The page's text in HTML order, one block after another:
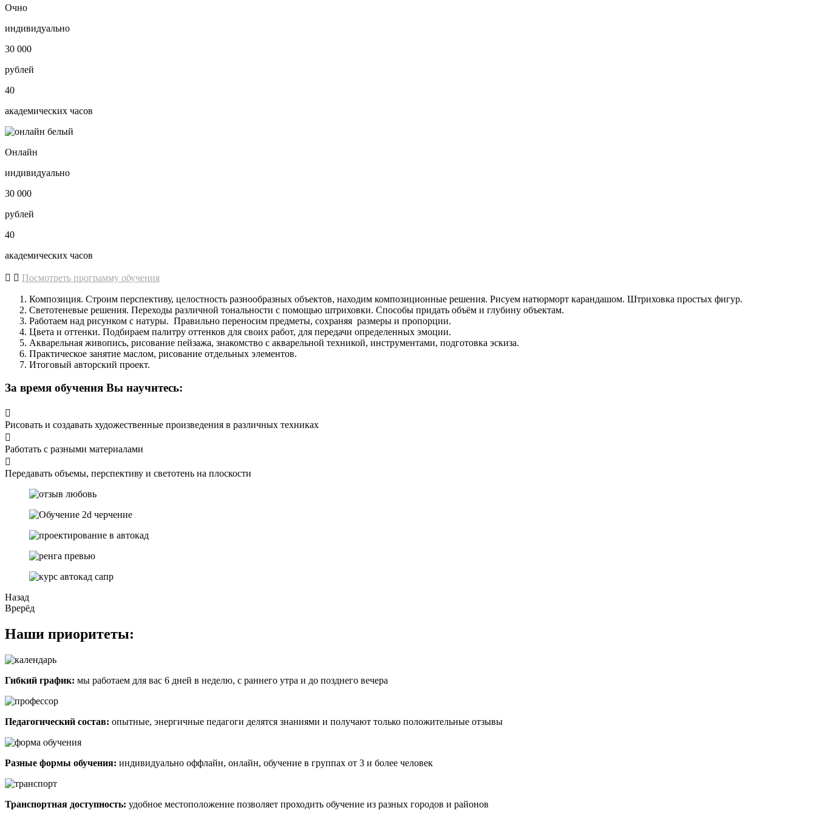
Очно
индивидуально
30 000
рублей
40
академических часов
Онлайн
индивидуально
30 000
рублей
40
академических часов
Посмотреть программу обучения
Композиция. Строим перспективу, целостность разнообразных объектов, находим композиционные решения. Рисуем натюрморт карандашом. Штриховка простых фигур.
Светотеневые решения. Переходы различной тональности с помощью штриховки. Способы придать объём и глубину объектам.
Работаем над рисунком с натуры. Правильно переносим предметы, сохраняя размеры и пропорции.
Цвета и оттенки. Подбираем палитру оттенков для своих работ, для передачи определенных эмоции.
Акварельная живопись, рисование пейзажа, знакомство с акварельной техникой, инструментами, подготовка эскиза.
Практическое занятие маслом, рисование отдельных элементов.
Итоговый авторский проект.
За время обучения Вы научитесь:
Рисовать и создавать художественные произведения в различных техниках
Работать с разными материалами
Передавать объемы, перспективу и светотень на плоскости
Назад
Врерёд
Наши приоритеты:
Гибкий график: мы работаем для вас 6 дней в неделю, с раннего утра и до позднего вечера
Педагогический состав: опытные, энергичные педагоги делятся знаниями и получают только положительные отзывы
Разные формы обучения: индивидуально оффлайн, онлайн, обучение в группах от 3 и более человек
Транспортная доступность: удобное местоположение позволяет проходить обучение из разных городов и районов